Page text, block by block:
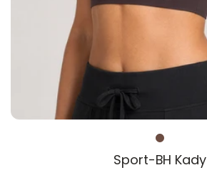
Sport-BH Kady